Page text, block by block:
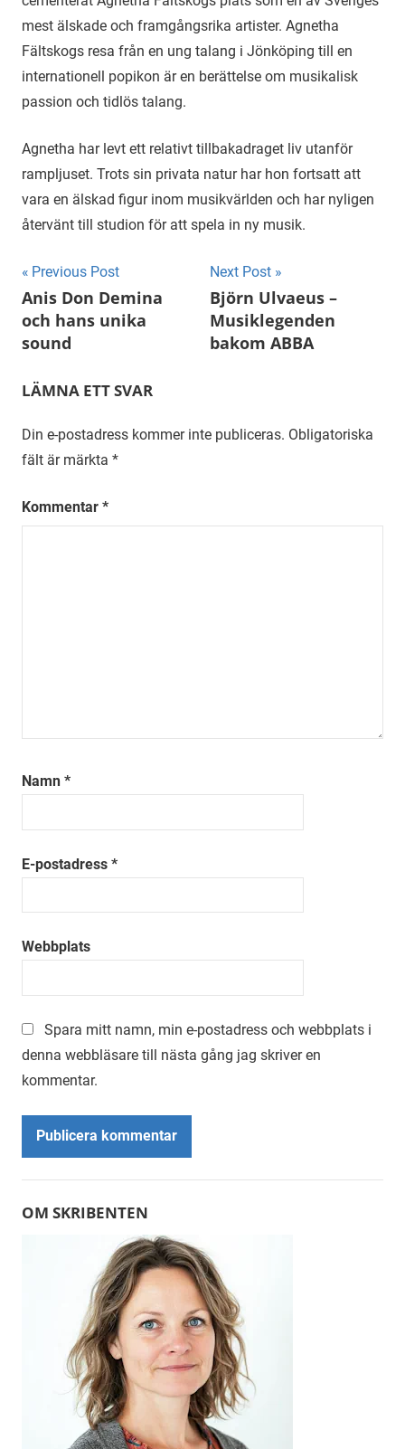
mest älskade och framgångsrika artister. Agnetha
Fältskogs resa från en ung talang i Jönköping till en
internationell popikon är en berättelse om musikalisk
passion och tidlös talang.
Agnetha har levt ett relativt tillbakadraget liv utanför
rampljuset. Trots sin privata natur har hon fortsatt att
vara en älskad figur inom musikvärlden och har nyligen
återvänt till studion för att spela in ny musik.
Inläggsnavigering
Previous Post
Anis Don Demina
och hans unika
sound
Next Post
Björn Ulvaeus –
Musiklegenden
bakom ABBA
LÄMNA ETT SVAR
Din e-postadress kommer inte publiceras. Obligatoriska
fält är märkta *
Kommentar *
Namn *
E-postadress *
Webbplats
Spara mitt namn, min e-postadress och webbplats i
denna webbläsare till nästa gång jag skriver en
kommentar.
Alternative:
OM SKRIBENTEN